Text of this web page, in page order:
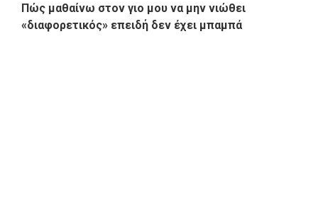
Πώς μαθαίνω στον γιο μου να μην νιώθει
«διαφορετικός» επειδή δεν έχει μπαμπά